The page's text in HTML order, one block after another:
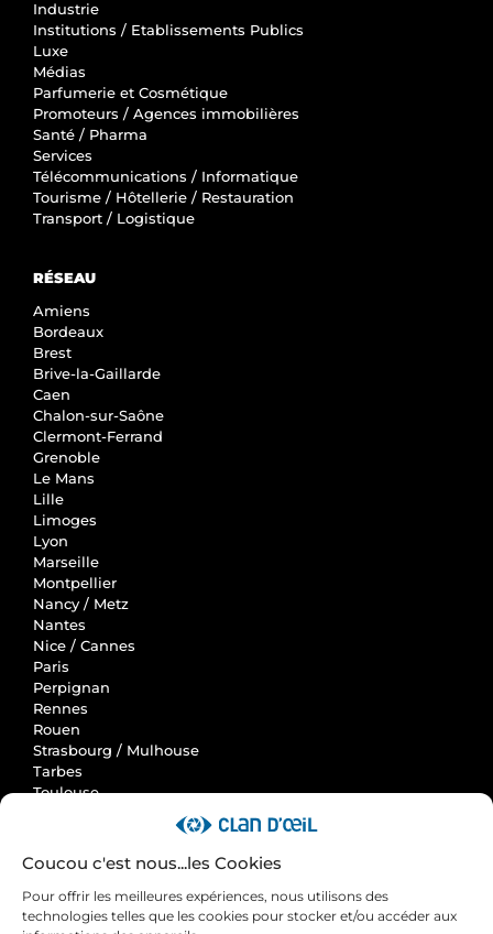
Coucou c'est nous...les Cookies
Pour offrir les meilleures expériences, nous utilisons des
technologies telles que les cookies pour stocker et/ou accéder aux
Industrie
Institutions / Etablissements Publics
Luxe
Médias
Parfumerie et Cosmétique
Promoteurs / Agences immobilières
Santé / Pharma
Services
Télécommunications / Informatique
Tourisme / Hôtellerie / Restauration
Transport / Logistique
RÉSEAU
Amiens
Bordeaux
Brest
Brive-la-Gaillarde
Caen
Chalon-sur-Saône
Clermont-Ferrand
Grenoble
Le Mans
Lille
Limoges
Lyon
Marseille
Montpellier
Nancy / Metz
Nantes
Nice / Cannes
Paris
Perpignan
Rennes
Rouen
Strasbourg / Mulhouse
Tarbes
Toulouse
Actus
Avis et cas clients